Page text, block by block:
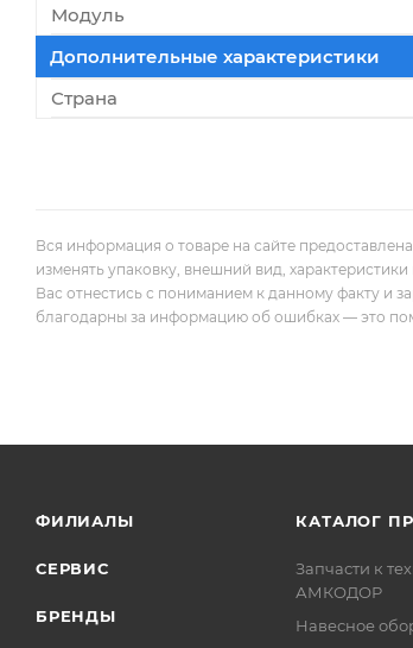
Модуль
Дополнительные характеристики
Страна
Вся информация о товаре на сайте
изменять упаковку, внешний вид,
Вас отнестись с пониманием к данному факту и
благодарны за информацию об ошибках — это
ФИЛИАЛЫ
СЕРВИС
БРЕНДЫ
КАТАЛОГ
Запчасти к
АМКОДОР
Навесное